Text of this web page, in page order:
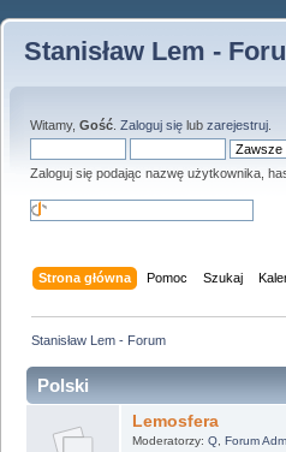
Stanisław Lem -
Witamy, Gość Zaloguj się lub zarejestruj
Zaloguj się podając nazwę użytkownika,
Strona główna Pomoc Szukaj
Stanisław Lem - Forum
Polski
Lemosfera
Moderatorzy: Q, Forum